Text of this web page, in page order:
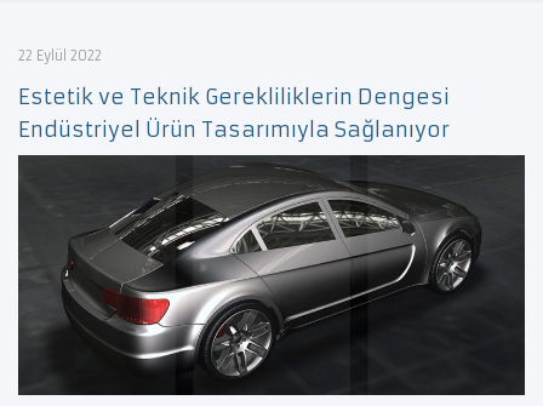
22 Eylül 2022
Estetik ve Teknik Gerekliliklerin Dengesi
Endüstriyel Ürün Tasarımıyla Sağlanıyor